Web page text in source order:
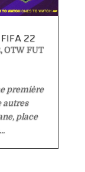
22
,OTW FUT
première
autres
place